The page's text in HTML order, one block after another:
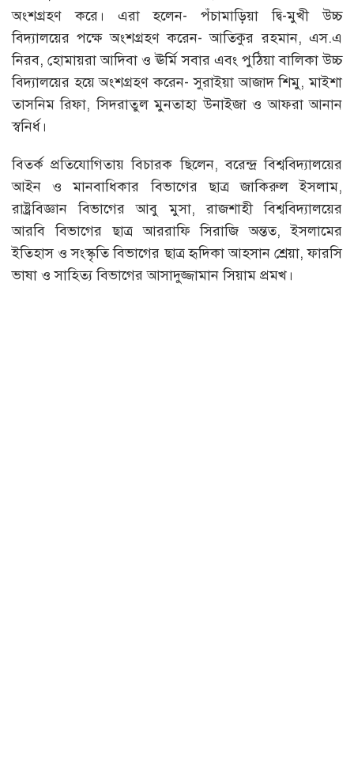
অংশগ্রহণ করে। এরা হলেন- পঁচামাড়িয়া দ্বি-মুখী উচ্চ
বিদ্যালয়ের পক্ষে অংশগ্রহণ করেন- আতিকুর রহমান, এস.এ
নিরব, হোমায়রা আদিবা ও ঊর্মি সবার এবং পুঠিয়া বালিকা উচ্চ
বিদ্যালয়ের হয়ে অংশগ্রহণ করেন- সুরাইয়া আজাদ শিমু, মাইশা
তাসনিম রিফা, সিদরাতুল মুনতাহা উনাইজা ও আফরা আনান
স্বনির্ধ।
বিতর্ক প্রতিযোগিতায় বিচারক ছিলেন, বরেন্দ্র বিশ্ববিদ্যালয়ের
আইন ও মানবাধিকার বিভাগের ছাত্র জাকিরুল ইসলাম,
রাষ্ট্রবিজ্ঞান বিভাগের আবু মুসা, রাজশাহী বিশ্ববিদ্যালয়ের
আরবি বিভাগের ছাত্র আররাফি সিরাজি অন্তত, ইসলামের
ইতিহাস ও সংস্কৃতি বিভাগের ছাত্র হৃদিকা আহসান শ্রেয়া, ফারসি
ভাষা ও সাহিত্য বিভাগের আসাদুজ্জামান সিয়াম প্রমখ।